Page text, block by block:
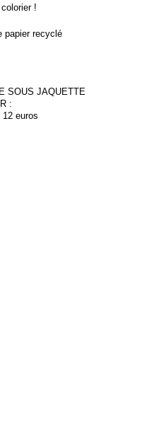
!
papier recyclé
SOUS JAQUETTE
:
euros